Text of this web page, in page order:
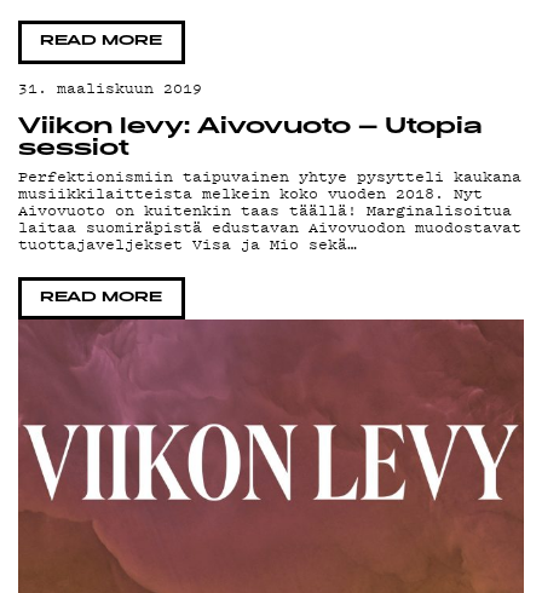
READ MORE
31. maaliskuun 2019
Viikon levy: Aivovuoto – Utopia
sessiot
Perfektionismiin taipuvainen yhtye pysytteli kaukana
musiikkilaitteista melkein koko vuoden 2018. Nyt
Aivovuoto on kuitenkin taas täällä! Marginalisoitua
laitaa suomiräpistä edustavan Aivovuodon muodostavat
tuottajaveljekset Visa ja Mio sekä…
READ MORE